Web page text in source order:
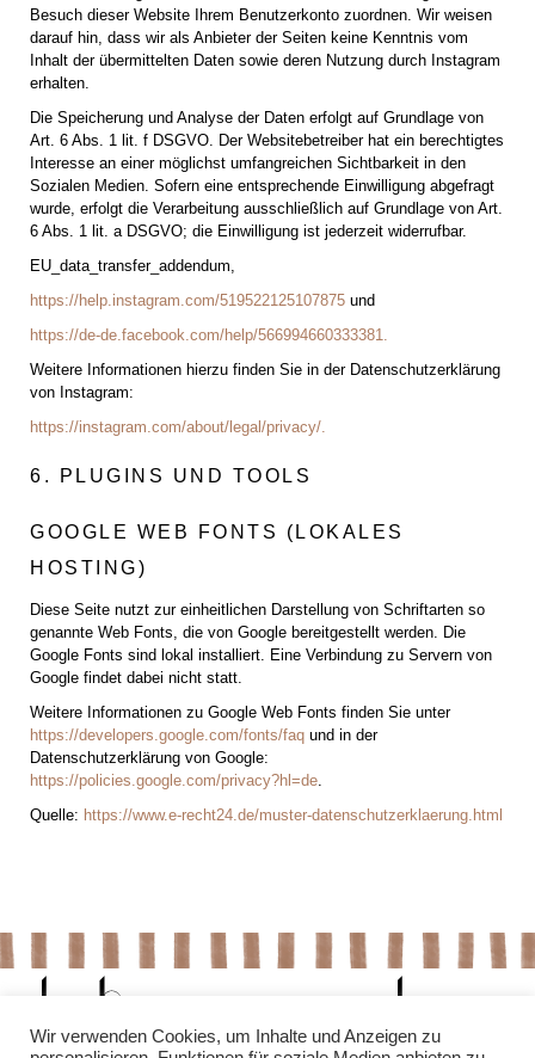
Besuch dieser Website Ihrem Benutzerkonto zuordnen. Wir weisen
darauf hin, dass wir als Anbieter der Seiten keine Kenntnis vom
Inhalt der übermittelten Daten sowie deren Nutzung durch Instagram
erhalten.
Die Speicherung und Analyse der Daten erfolgt auf Grundlage von
Art. 6 Abs. 1 lit. f DSGVO. Der Websitebetreiber hat ein berechtigtes
Interesse an einer möglichst umfangreichen Sichtbarkeit in den
Sozialen Medien. Sofern eine entsprechende Einwilligung abgefragt
wurde, erfolgt die Verarbeitung ausschließlich auf Grundlage von Art.
6 Abs. 1 lit. a DSGVO; die Einwilligung ist jederzeit widerrufbar.
EU_data_transfer_addendum,
https://help.instagram.com/519522125107875 und
https://de-de.facebook.com/help/566994660333381.
Weitere Informationen hierzu finden Sie in der Datenschutzerklärung
von Instagram:
https://instagram.com/about/legal/privacy/.
6. PLUGINS UND TOOLS
GOOGLE WEB FONTS (LOKALES
HOSTING)
Diese Seite nutzt zur einheitlichen Darstellung von Schriftarten so
genannte Web Fonts, die von Google bereitgestellt werden. Die
Google Fonts sind lokal installiert. Eine Verbindung zu Servern von
Google findet dabei nicht statt.
Weitere Informationen zu Google Web Fonts finden Sie unter
https://developers.google.com/fonts/faq und in der
Datenschutzerklärung von Google:
https://policies.google.com/privacy?hl=de
Quelle: https://www.e-recht24.de/muster-datenschutzerklaerung.html
Wir verwenden Cookies, um Inhalte und Anzeigen zu